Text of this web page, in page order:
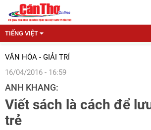
TIẾNG VIỆT
VĂN HÓA - GIẢI TRÍ
16/04/2016 - 16:59
ANH KHANG:
Viết sách là cách để
trẻ